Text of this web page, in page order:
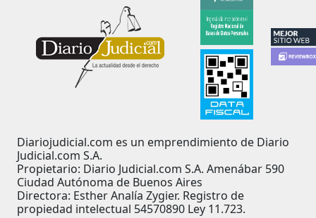
Diariojudicial.com es un emprendimiento de Diario
Judicial.com S.A.
Propietario: Diario Judicial.com S.A. Amenábar 590
Ciudad Autónoma de Buenos Aires
Directora: Esther Analía Zygier. Registro de
propiedad intelectual 54570890 Ley 11.723.